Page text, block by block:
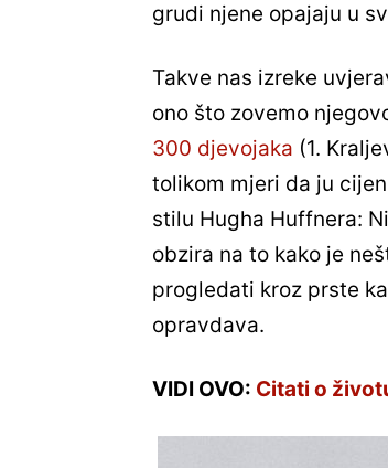
grudi njene opajaju u
Takve nas izreke
ono što zovemo
300 djevojaka (1.
tolikom mjeri da ju
stilu Hugha Huffnera:
obzira na to kako je
progledati kroz prste
opravdava.
VIDI OVO: Citati o